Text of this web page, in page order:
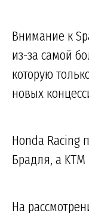
Внимание к
из-за самой
которую
новых
Honda Racing
Брадля, а
На